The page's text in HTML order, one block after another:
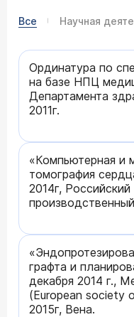
Все Научная
Ординатура по
на базе НПЦ
Департамента
2011г.
«Компьютерная и
томография
2014г,
графта и
декабря 2014 г.,
(European society
2015г, Вена.